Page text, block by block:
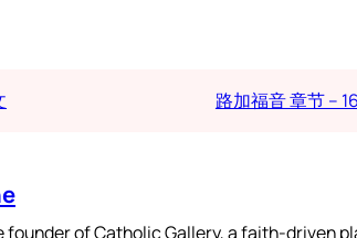
路加福音 章节 –
founder of Catholic Gallery, a faith-driven